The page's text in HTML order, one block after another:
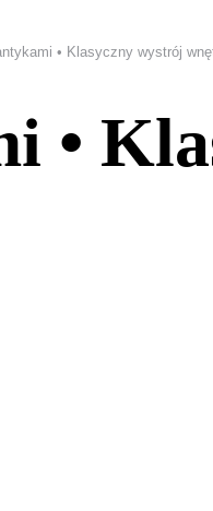
• Klasyczny wystrój
•